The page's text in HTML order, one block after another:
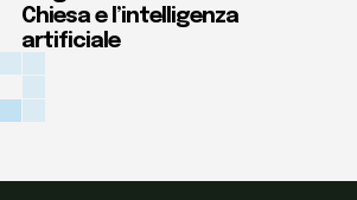
Chiesa e l’intelligenza
artificiale